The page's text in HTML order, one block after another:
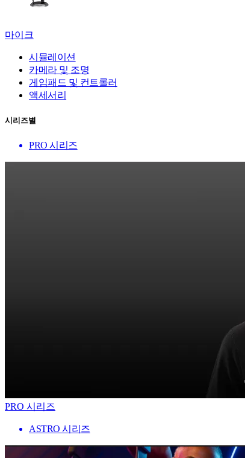
마이크
시뮬레이션
카메라 및 조명
게임패드 및 컨트롤러
액세서리
시리즈별
PRO 시리즈
PRO 시리즈
ASTRO 시리즈